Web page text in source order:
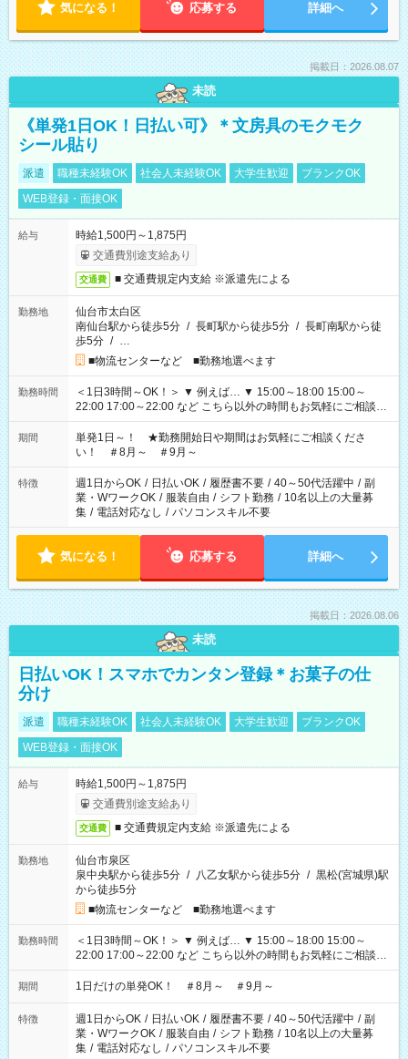
気になる！ 応募する 詳細へ
掲載日：2026.08.07
未読
《単発1日OK！日払い可》＊文房具のモクモク
シール貼り
派遣 職種未経験OK 社会人未経験OK 大学生歓迎
ブランクOK
WEB登録・面接OK
給与
時給1,500円～1,875円
交通費別途支給あり
交通費 ■ 交通費規定内支給 ※派遣先による
勤務地
仙台市太白区
南仙台駅から徒歩5分 / 長町駅から徒歩5分 / 長町南駅から徒
歩5分 / …
■物流センターなど ■勤務地選べます
勤務時間
＜1日3時間～OK！＞ ▼ 例えば… ▼ 15:00～18:00 15:00～
22:00 17:00～22:00 など こちら以外の時間もお気軽にご相談く
ださい！
期間
単発1日～！ ★勤務開始日や期間はお気軽にご相談くださ
い！ ＃8月～ ＃9月～
特徴 週1日からOK / 日払いOK / 履歴書不要 / 40～50代活躍中 / 副
業・WワークOK / 服装自由 / シフト勤務 / 10名以上の大量募
集 / 電話対応なし / パソコンスキル不要
気になる！ 応募する 詳細へ
掲載日：2026.08.06
未読
日払いOK！スマホでカンタン登録＊お菓子の仕
分け
派遣 職種未経験OK 社会人未経験OK 大学生歓迎
ブランクOK
WEB登録・面接OK
給与
時給1,500円～1,875円
交通費別途支給あり
交通費 ■ 交通費規定内支給 ※派遣先による
勤務地
仙台市泉区
泉中央駅から徒歩5分 / 八乙女駅から徒歩5分 / 黒松(宮城県)駅
から徒歩5分
■物流センターなど ■勤務地選べます
勤務時間
＜1日3時間～OK！＞ ▼ 例えば… ▼ 15:00～18:00 15:00～
22:00 17:00～22:00 など こちら以外の時間もお気軽にご相談く
ださい！
期間 1日だけの単発OK！ ＃8月～ ＃9月～
特徴 週1日からOK / 日払いOK / 履歴書不要 / 40～50代活躍中 / 副
業・WワークOK / 服装自由 / シフト勤務 / 10名以上の大量募
集 / 電話対応なし / パソコンスキル不要